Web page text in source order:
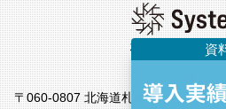
株式会社システ
〒060-0807 北海道札幌市北区北7条